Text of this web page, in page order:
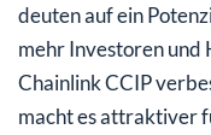
deuten auf ein
mehr Investoren
Chainlink CCIP
macht es attraktiver